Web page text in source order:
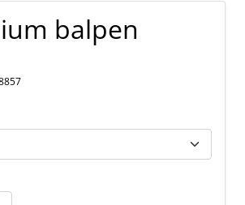
balpen